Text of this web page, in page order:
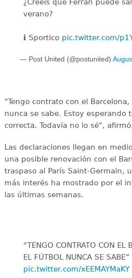
¿Creéis que Ferran puede
verano?
ℹ️ Sportico pic.twitter.com/
— Post United (@postunited)
"Tengo contrato con el
nunca se sabe. Estoy esperando
correcta. Todavía no lo sé",
Las declaraciones llegan en
una posible renovación con el
traspaso al París Saint-Germain,
más interés ha mostrado por el
las últimas semanas.
“TENGO CONTRATO CON EL
EL FÚTBOL NUNCA SE SABE”
pic.twitter.com/xEEMAYMaKY